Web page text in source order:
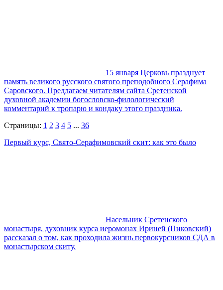
15 января Церковь празднует
память великого русского святого преподобного Серафима
Саровского. Предлагаем читателям сайта Сретенской
духовной академии богословско-филологический
комментарий к тропарю и кондаку этого праздника.
Страницы: 1 2 3 4 5 ... 36
Первый курс, Свято-Серафимовский скит: как это было
Насельник Сретенского
монастыря, духовник курса иеромонах Ириней (Пиковский)
рассказал о том, как проходила жизнь первокурсников СДА в
монастырском скиту.